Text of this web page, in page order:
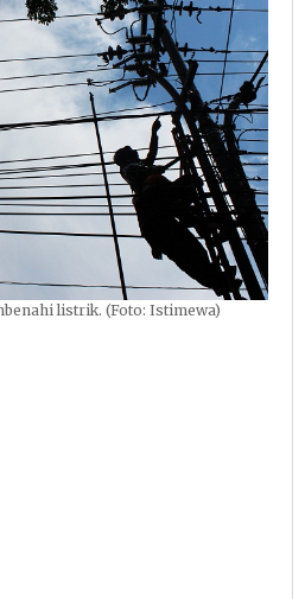
listrik. (Foto: Istimewa)